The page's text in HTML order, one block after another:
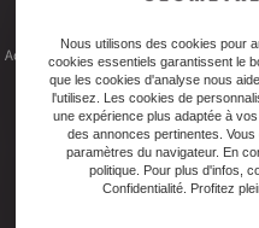
AccueilLe cabinetFoncierUrbanisme
Adresse
2ter Cour Xavier
Nous utilisons des cookies pour
cookies essentiels garantissent le
que les cookies d'analyse nous
l'utilisez. Les cookies de
une expérience plus adaptée à
des annonces pertinentes.
paramètres du navigateur. En
politique. Pour plus d'infos,
Confidentialité. Profitez